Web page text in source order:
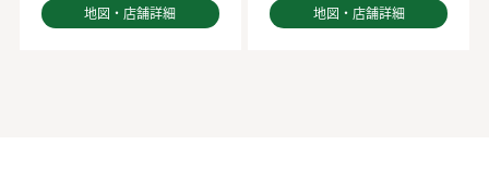
地図・店舗詳細 地図・店舗詳細